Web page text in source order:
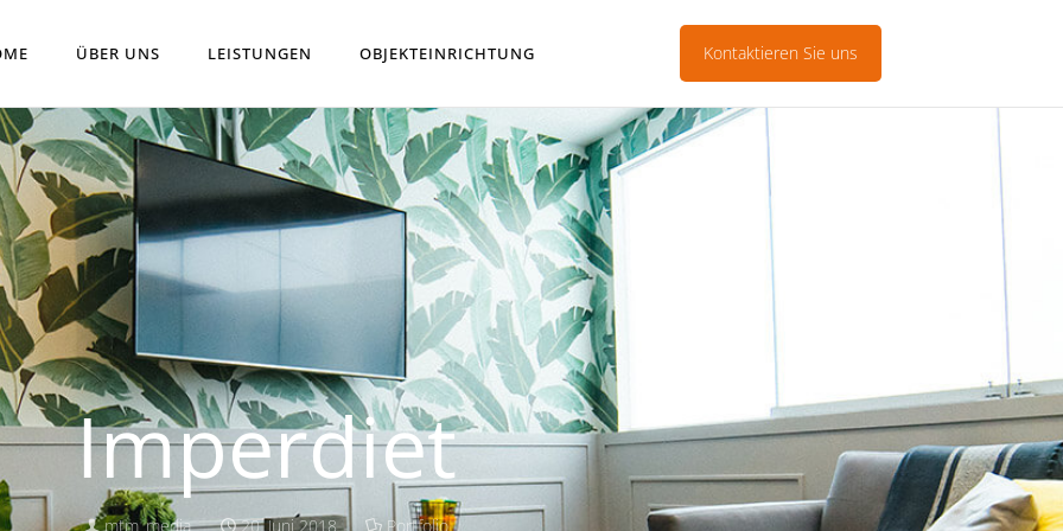
ÜBER UNS LEISTUNGEN OBJEKTEINRICHTUNG Kontaktieren Sie uns
Imperdiet
mtm_media 20. Juni 2018 Portfolio